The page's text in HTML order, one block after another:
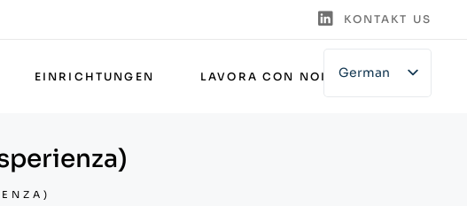
KONTAKT US
EINRICHTUNGEN LAVORA CON NOI
German
English